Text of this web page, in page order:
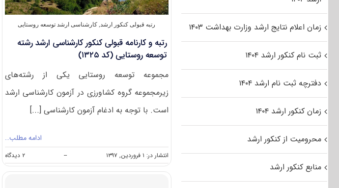
رتبه قبولی کنکور ارشد, کارشناسی ارشد توسعه روستایی
رتبه و کارنامه قبولی کنکور کارشناسی ارشد رشته
توسعه روستایی (کد ۱۳۲۵)
مجموعه توسعه روستایی یکی از رشته‌های
زیرمجموعه گروه کشاورزی در آزمون کارشناسی ارشد
است. با توجه به ادغام آزمون کارشناسی [...]
ادامه مطلب…
انتشار در: ۱ فروردین, ۱۳۹۷ -- ۲ دیدگاه
رتبه
و
زمان اعلام نتایج ارشد وزارت بهداشت ۱۴۰۳
ثبت نام کنکور ارشد ۱۴۰۴
دفترچه ثبت نام ارشد ۱۴۰۴
زمان کنکور ارشد ۱۴۰۴
محرومیت از کنکور ارشد
منابع کنکور ارشد